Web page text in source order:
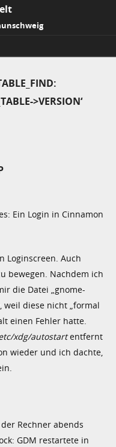
>VERSION‘
Ein Login in Cinnamon
Loginscreen. Auch
bewegen. Nachdem ich
die Datei „gnome-
weil diese nicht „formal
einen Fehler hatte.
xdg/autostartentfernt
wieder und ich dachte,
Rechner abends
GDM restartete in